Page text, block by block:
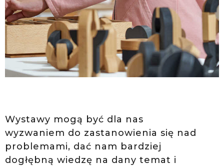
Wystawy mogą być dla nas
wyzwaniem do zastanowienia się nad
problemami, dać nam bardziej
dogłębną wiedzę na dany temat i